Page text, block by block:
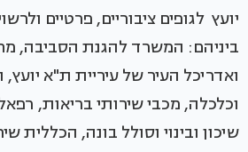
יועץ לגופים ציבוריים, פרטיים
ביניהם: המשרד להגנת הסביבה,
ואדריכל העיר של עיריית ת"א
וכלכלה, מכבי שירותי בריאות,
שיכון ובינוי וסולל בונה, הכללית